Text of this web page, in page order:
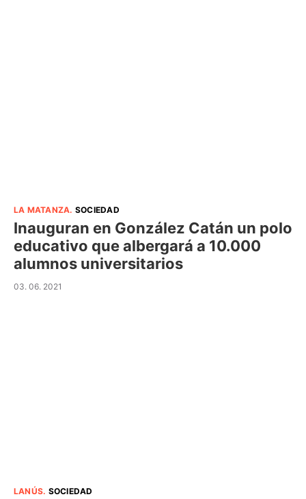
LA MATANZA. SOCIEDAD
Inauguran en González Catán un polo
educativo que albergará a 10.000
alumnos universitarios
03. 06. 2021
LANÚS. SOCIEDAD